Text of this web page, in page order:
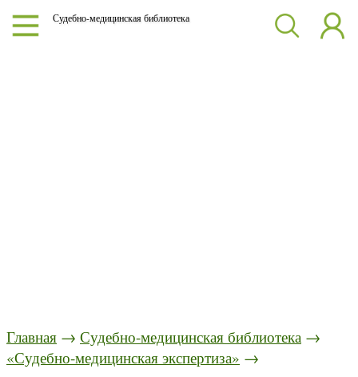
Судебно-медицинская библиотека
Главная → Судебно-медицинская библиотека →
«Судебно-медицинская экспертиза» →